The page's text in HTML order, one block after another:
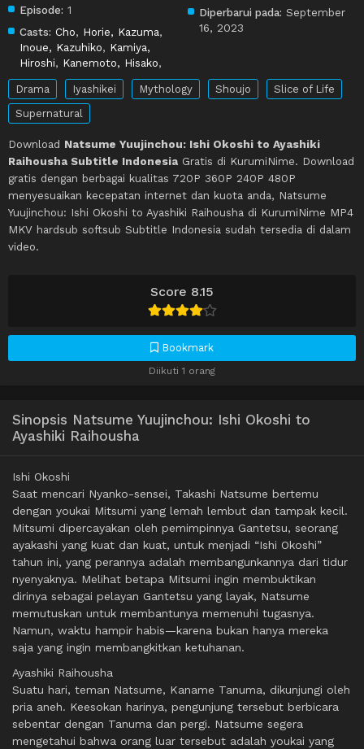
Score 8.15
Bookmark
Diikuti 1 orang
Episode: 1
Casts: Cho, Horie, Kazuma,
Inoue, Kazuhiko, Kamiya,
Hiroshi, Kanemoto, Hisako,
Diperbarui pada: September
16, 2023
Drama Iyashikei Mythology Shoujo
Slice of Life
Supernatural
Download Natsume Yuujinchou: Ishi Okoshi to Ayashiki
Raihousha Subtitle Indonesia Gratis di KurumiNime. Download
gratis dengan berbagai kualitas 720P 360P 240P 480P
menyesuaikan kecepatan internet dan kuota anda, Natsume
Yuujinchou: Ishi Okoshi to Ayashiki Raihousha di KurumiNime MP4
MKV hardsub softsub Subtitle Indonesia sudah tersedia di dalam
video.
Sinopsis Natsume Yuujinchou: Ishi Okoshi to
Ayashiki Raihousha
Ishi Okoshi
Saat mencari Nyanko-sensei, Takashi Natsume bertemu
dengan youkai Mitsumi yang lemah lembut dan tampak kecil.
Mitsumi dipercayakan oleh pemimpinnya Gantetsu, seorang
ayakashi yang kuat dan kuat, untuk menjadi “Ishi Okoshi”
tahun ini, yang perannya adalah membangunkannya dari tidur
nyenyaknya. Melihat betapa Mitsumi ingin membuktikan
dirinya sebagai pelayan Gantetsu yang layak, Natsume
memutuskan untuk membantunya memenuhi tugasnya.
Namun, waktu hampir habis—karena bukan hanya mereka
saja yang ingin membangkitkan ketuhanan.
Ayashiki Raihousha
Suatu hari, teman Natsume, Kaname Tanuma, dikunjungi oleh
pria aneh. Keesokan harinya, pengunjung tersebut berbicara
sebentar dengan Tanuma dan pergi. Natsume segera
mengetahui bahwa orang luar tersebut adalah youkai yang